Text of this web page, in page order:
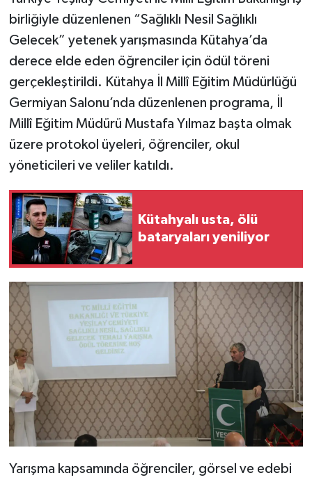
birliğiyle düzenlenen “Sağlıklı Nesil Sağlıklı
Gelecek” yetenek yarışmasında Kütahya’da
derece elde eden öğrenciler için ödül töreni
gerçekleştirildi. Kütahya İl Millî Eğitim Müdürlüğü
Germiyan Salonu’nda düzenlenen programa, İl
Millî Eğitim Müdürü Mustafa Yılmaz başta olmak
üzere protokol üyeleri, öğrenciler, okul
yöneticileri ve veliler katıldı.
Kütahyalı usta, ölü
bataryaları yeniliyor
Yarışma kapsamında öğrenciler, görsel ve edebi
Hisarcık
Köşe Yazıları
Kültür Sanat
Magazin
Otomobil
Pazarlar
Politika
Rüya Tabirleri
Sağlık
Şaphane